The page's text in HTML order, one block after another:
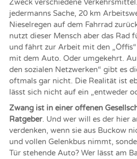
Zweck verschiedene
jedermanns Sache, 20 km
Nieselregen auf dem Fahrrad
nutzt dieser Mensch aber das Rad
und fährt zur Arbeit mit den
mit dem Auto. Oder umgekehrt.
den sozialen Netzwerken“ gibt es
oftmals gar nicht. Die Realität ist
lässt sich nicht auf ein „entweder
Zwang ist in einer offenen
Ratgeber. Und wer will es der hier
verdenken, wenn sie aus Buckow
und vollen Gelenkbus nimmt,
Tür stehende Auto? Wer lässt am